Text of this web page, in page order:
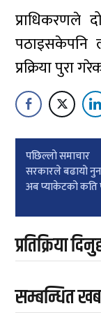
प्राधिकरणले
पठाइसकेपनि
प्रक्रिया पुरा
Post
navigation
पछिल्लाे समाचार
सरकारले बढायो
अब प्याकेटको कति
प्रतिक्रिया
सम्बन्धित